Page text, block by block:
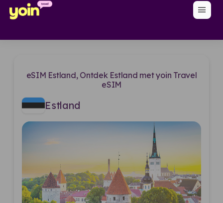
menu
eSIM Estland, Ontdek Estland met yoin Travel
eSIM
Estland